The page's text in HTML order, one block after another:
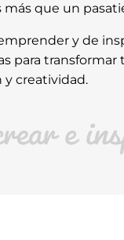
más que un
y de
para transformar
y creatividad.